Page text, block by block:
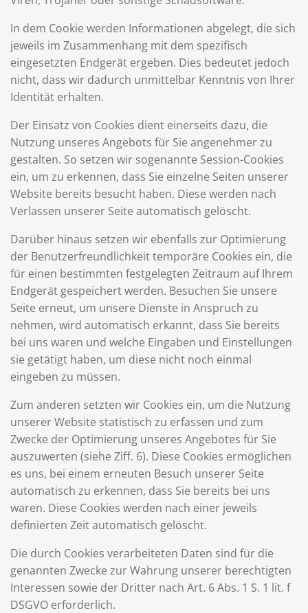
In dem Cookie werden Informationen abgelegt, die sich
jeweils im Zusammenhang mit dem spezifisch
eingesetzten Endgerät ergeben. Dies bedeutet jedoch
nicht, dass wir dadurch unmittelbar Kenntnis von Ihrer
Identität erhalten.
Der Einsatz von Cookies dient einerseits dazu, die
Nutzung unseres Angebots für Sie angenehmer zu
gestalten. So setzen wir sogenannte Session-Cookies
ein, um zu erkennen, dass Sie einzelne Seiten unserer
Website bereits besucht haben. Diese werden nach
Verlassen unserer Seite automatisch gelöscht.
Darüber hinaus setzen wir ebenfalls zur Optimierung
der Benutzerfreundlichkeit temporäre Cookies ein, die
für einen bestimmten festgelegten Zeitraum auf Ihrem
Endgerät gespeichert werden. Besuchen Sie unsere
Seite erneut, um unsere Dienste in Anspruch zu
nehmen, wird automatisch erkannt, dass Sie bereits
bei uns waren und welche Eingaben und Einstellungen
sie getätigt haben, um diese nicht noch einmal
eingeben zu müssen.
Zum anderen setzten wir Cookies ein, um die Nutzung
unserer Website statistisch zu erfassen und zum
Zwecke der Optimierung unseres Angebotes für Sie
auszuwerten (siehe Ziff. 6). Diese Cookies ermöglichen
es uns, bei einem erneuten Besuch unserer Seite
automatisch zu erkennen, dass Sie bereits bei uns
waren. Diese Cookies werden nach einer jeweils
definierten Zeit automatisch gelöscht.
Die durch Cookies verarbeiteten Daten sind für die
genannten Zwecke zur Wahrung unserer berechtigten
Interessen sowie der Dritter nach Art. 6 Abs. 1 S. 1 lit. f
DSGVO erforderlich.